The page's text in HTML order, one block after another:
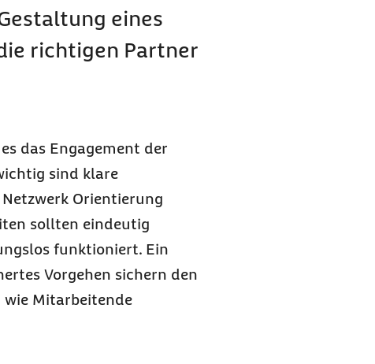
eines
richtigen Partner
das Engagement der
sind klare
Orientierung
sollten eindeutig
funktioniert. Ein
Vorgehen sichern den
Mitarbeitende